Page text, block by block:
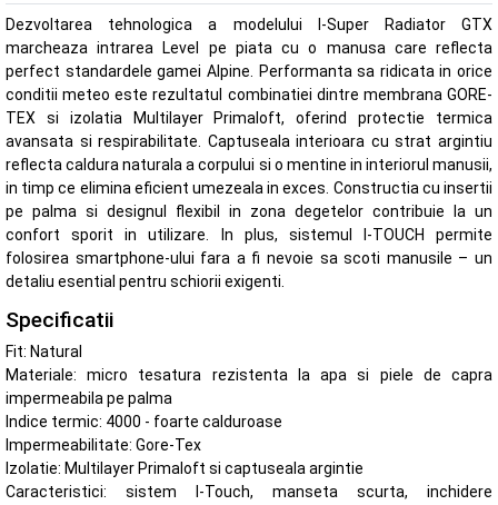
Dezvoltarea tehnologica a modelului I-Super Radiator GTX
marcheaza intrarea Level pe piata cu o manusa care reflecta
perfect standardele gamei Alpine. Performanta sa ridicata in orice
conditii meteo este rezultatul combinatiei dintre membrana GORE-
TEX si izolatia Multilayer Primaloft, oferind protectie termica
avansata si respirabilitate. Captuseala interioara cu strat argintiu
reflecta caldura naturala a corpului si o mentine in interiorul manusii,
in timp ce elimina eficient umezeala in exces. Constructia cu insertii
pe palma si designul flexibil in zona degetelor contribuie la un
confort sporit in utilizare. In plus, sistemul I-TOUCH permite
folosirea smartphone-ului fara a fi nevoie sa scoti manusile – un
detaliu esential pentru schiorii exigenti.
Specificatii
Fit: Natural
Materiale: micro tesatura rezistenta la apa si piele de capra
impermeabila pe palma
Indice termic: 4000 - foarte calduroase
Impermeabilitate: Gore-Tex
Izolatie: Multilayer Primaloft si captuseala argintie
Caracteristici: sistem I-Touch, manseta scurta, inchidere